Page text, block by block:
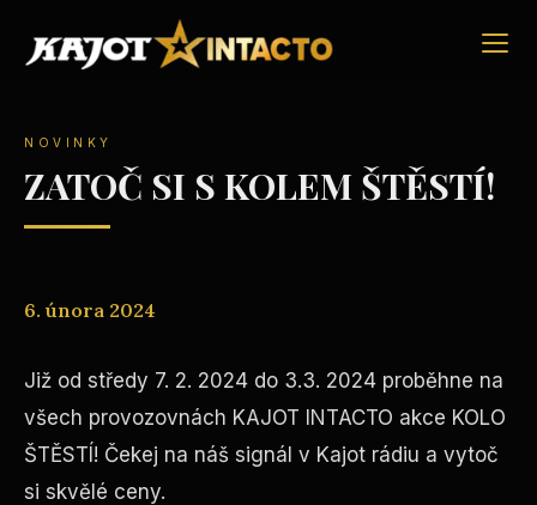
NOVINKY
ZATOČ SI S KOLEM ŠTĚSTÍ!
6. února 2024
Již od středy 7. 2. 2024 do 3.3. 2024 proběhne na
všech provozovnách KAJOT INTACTO akce KOLO
ŠTĚSTÍ! Čekej na náš signál v Kajot rádiu a vytoč
si skvělé ceny.